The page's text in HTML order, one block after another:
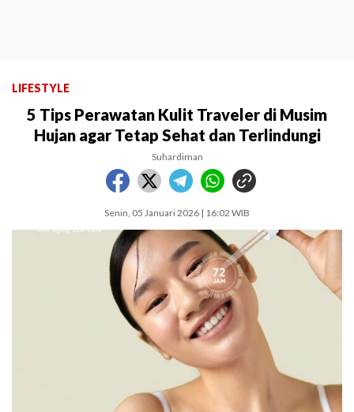
LIFESTYLE
5 Tips Perawatan Kulit Traveler di Musim
Hujan agar Tetap Sehat dan Terlindungi
Suhardiman
Senin, 05 Januari 2026 | 16:02 WIB